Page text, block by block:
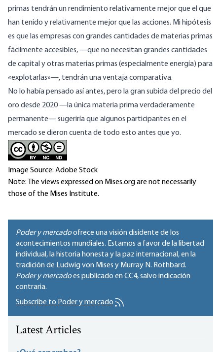
primas tendrán un rendimiento relativamente mejor que el que
han tenido y relativamente mejor que las acciones. Mi hipótesis
es que las empresas con grandes cantidades de materias primas
fácilmente accesibles, —que no necesitan grandes cantidades
de capital y otras materias primas (especialmente energía) para
«explotarlas»—, tendrán una ventaja comparativa.
No lo había pensado así antes, pero la gran subida del precio del
oro desde 2020 —la única materia prima verdaderamente
permanente— sugeriría que algunos participantes en el
mercado se dieron cuenta de todo esto antes que yo.
Image Source: Adobe Stock
Note: The views expressed on Mises.org are not necessarily
those of the Mises Institute.
Poder y mercadoofrece una visión disidente de los
acontecimientos mundiales. Estamos a favor de la libertad
individual, la historia honesta y la paz internacional, en la
tradición de Ludwig von Mises y Murray N. Rothbard.
Poder y mercadoes publicado enCC4, salvo indicación
contraria.
Subscribe to Poder y mercado
Latest Articles